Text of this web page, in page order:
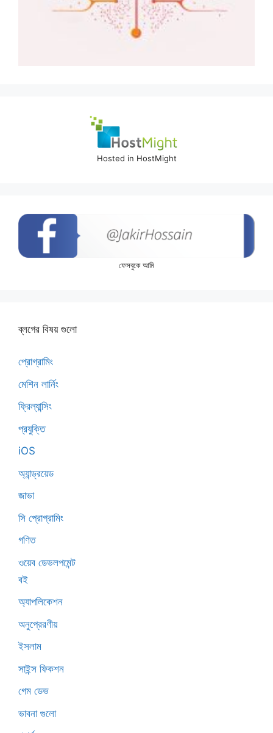
Hosted in HostMight
ফেসবুকে আমি
ব্লগের বিষয় গুলো
প্রোগ্রামিং
মেশিন লার্নিং
ফ্রিল্যান্সিং
প্রযুক্তি
iOS
অ্যান্ড্রয়েড
জাভা
সি প্রোগ্রামিং
গণিত
ওয়েব ডেভলপমেন্ট
বই
অ্যাপলিকেশন
অনুপ্রেরণীয়
ইসলাম
সাইন্স ফিকশন
গেম ডেভ
ভাবনা গুলো